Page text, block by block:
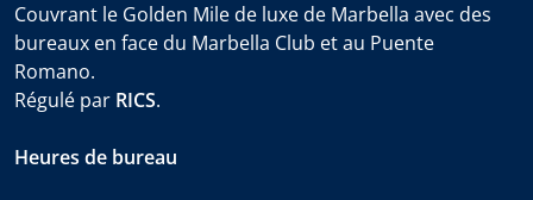
Couvrant le Golden Mile de luxe de Marbella avec des
bureaux en face du Marbella Club et au Puente
Romano.
Régulé par RICS.
Heures de bureau